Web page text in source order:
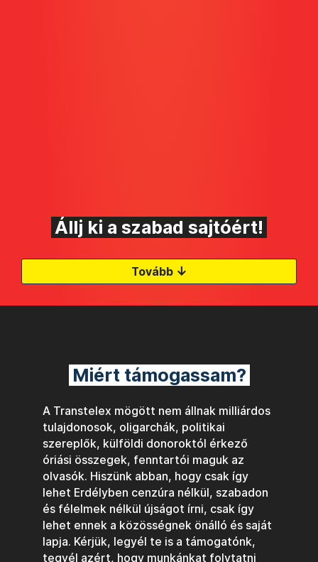
Állj ki a szabad sajtóért!
Tovább ↓
Miért támogassam?
A Transtelex mögött nem állnak milliárdos
tulajdonosok, oligarchák, politikai
szereplők, külföldi donoroktól érkező
óriási összegek, fenntartói maguk az
olvasók. Hiszünk abban, hogy csak így
lehet Erdélyben cenzúra nélkül, szabadon
és félelmek nélkül újságot írni, csak így
lehet ennek a közösségnek önálló és saját
lapja. Kérjük, legyél te is a támogatónk,
tegyél azért, hogy munkánkat folytatni